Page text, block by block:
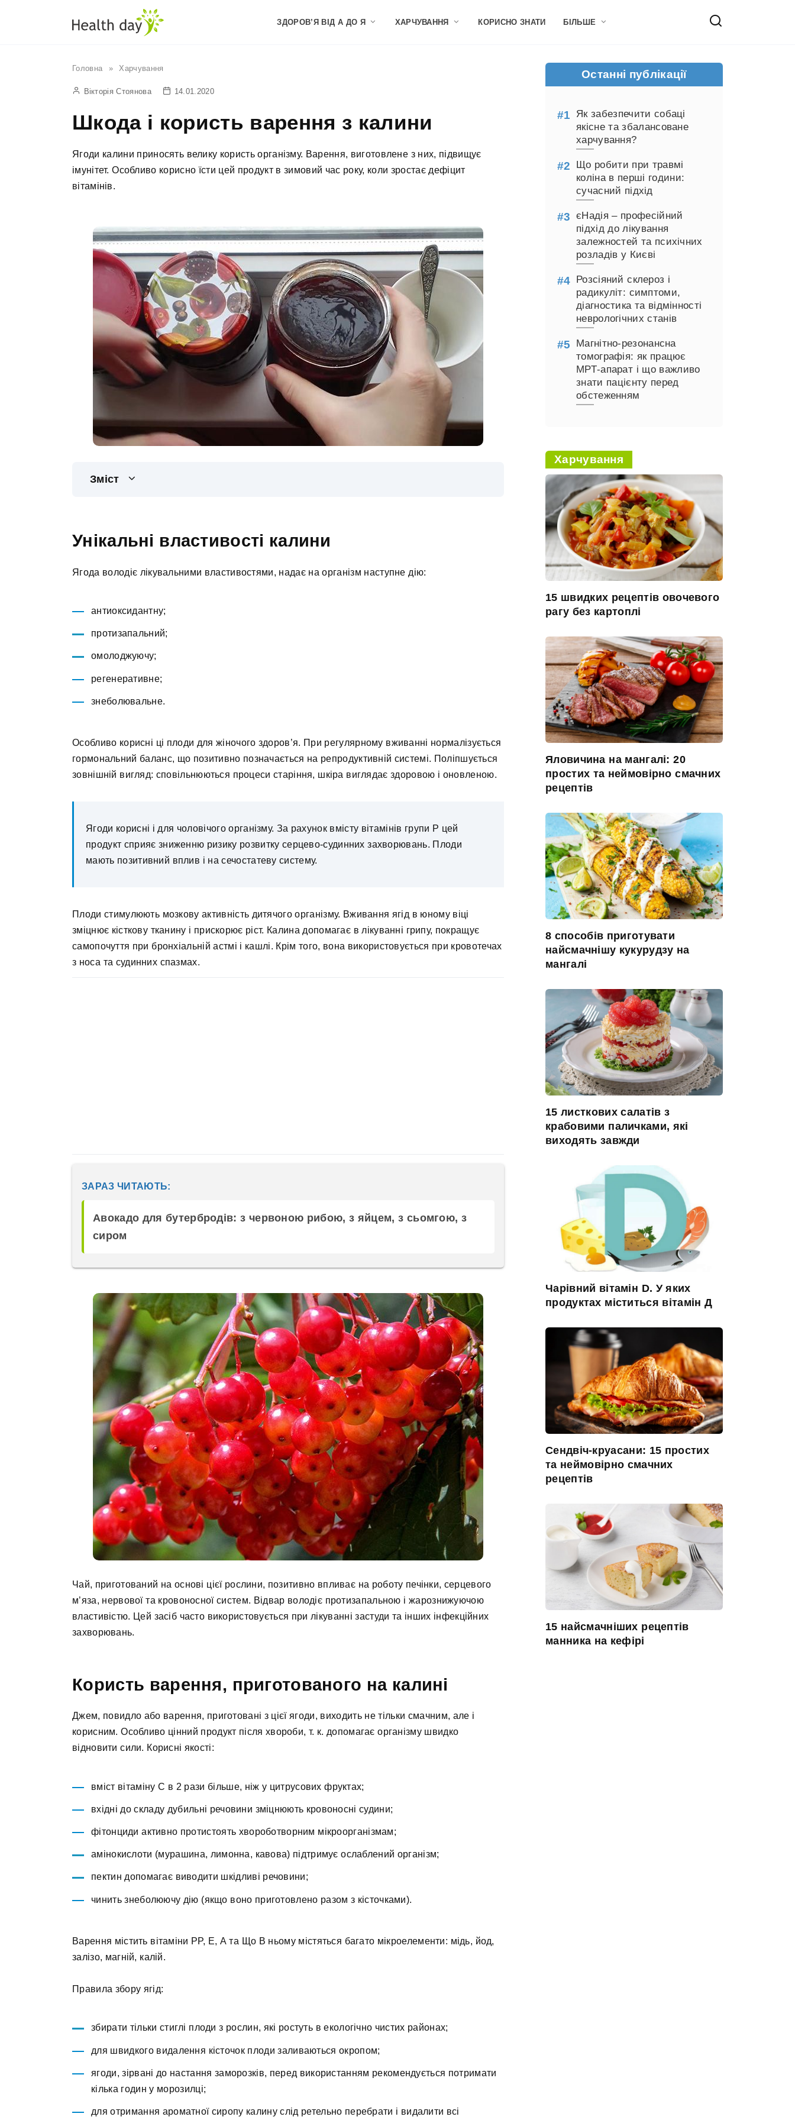
ЗДОРОВ’Я ВІД А ДО Я ХАРЧУВАННЯ КОРИСНО ЗНАТИ БІЛЬШЕ
Головна » Харчування
Вікторія Стоянова 14.01.2020
Шкода і користь варення з калини
Ягоди калини приносять велику користь організму. Варення, виготовлене з них, підвищує
імунітет. Особливо корисно їсти цей продукт в зимовий час року, коли зростає дефіцит
вітамінів.
Зміст
Унікальні властивості калини
Ягода володіє лікувальними властивостями, надає на організм наступне дію:
антиоксидантну;
протизапальний;
омолоджуючу;
регенеративне;
знеболювальне.
Особливо корисні ці плоди для жіночого здоров’я. При регулярному вживанні нормалізується
гормональний баланс, що позитивно позначається на репродуктивній системі. Поліпшується
зовнішній вигляд: сповільнюються процеси старіння, шкіра виглядає здоровою і оновленою.
Ягоди корисні і для чоловічого організму. За рахунок вмісту вітамінів групи Р цей
продукт сприяє зниженню ризику розвитку серцево-судинних захворювань. Плоди
мають позитивний вплив і на сечостатеву систему.
Плоди стимулюють мозкову активність дитячого організму. Вживання ягід в юному віці
зміцнює кісткову тканину і прискорює ріст. Калина допомагає в лікуванні грипу, покращує
самопочуття при бронхіальній астмі і кашлі. Крім того, вона використовується при кровотечах
з носа та судинних спазмах.
ЗАРАЗ ЧИТАЮТЬ:
Авокадо для бутербродів: з червоною рибою, з яйцем, з сьомгою, з
сиром
Чай, приготований на основі цієї рослини, позитивно впливає на роботу печінки, серцевого
м’яза, нервової та кровоносної систем. Відвар володіє протизапальною і жарознижуючою
властивістю. Цей засіб часто використовується при лікуванні застуди та інших інфекційних
захворювань.
Користь варення, приготованого на калині
Джем, повидло або варення, приготовані з цієї ягоди, виходить не тільки смачним, але і
корисним. Особливо цінний продукт після хвороби, т. к. допомагає організму швидко
відновити сили. Корисні якості:
вміст вітаміну С в 2 рази більше, ніж у цитрусових фруктах;
вхідні до складу дубильні речовини зміцнюють кровоносні судини;
фітонциди активно протистоять хвороботворним мікроорганізмам;
амінокислоти (мурашина, лимонна, кавова) підтримує ослаблений організм;
пектин допомагає виводити шкідливі речовини;
чинить знеболюючу дію (якщо воно приготовлено разом з кісточками).
Варення містить вітаміни РР, Е, А та Що В ньому містяться багато мікроелементи: мідь, йод,
залізо, магній, калій.
Правила збору ягід:
збирати тільки стиглі плоди з рослин, які ростуть в екологічно чистих районах;
для швидкого видалення кісточок плоди заливаються окропом;
ягоди, зірвані до настання заморозків, перед використанням рекомендується потримати
кілька годин у морозилці;
для отримання ароматної сиропу калину слід ретельно перебрати і видалити всі
Останні публікації
Як забезпечити собаці
якісне та збалансоване
харчування?
Що робити при травмі
коліна в перші години:
сучасний підхід
єНадія – професійний
підхід до лікування
залежностей та психічних
розладів у Києві
Розсіяний склероз і
радикуліт: симптоми,
діагностика та відмінності
неврологічних станів
Магнітно-резонансна
томографія: як працює
МРТ-апарат і що важливо
знати пацієнту перед
обстеженням
Харчування
15 швидких рецептів овочевого
рагу без картоплі
Яловичина на мангалі: 20
простих та неймовірно смачних
рецептів
8 способів приготувати
найсмачнішу кукурудзу на
мангалі
15 листкових салатів з
крабовими паличками, які
виходять завжди
Чарівний вітамін D. У яких
продуктах міститься вітамін Д
Сендвіч-круасани: 15 простих
та неймовірно смачних
рецептів
15 найсмачніших рецептів
манника на кефірі